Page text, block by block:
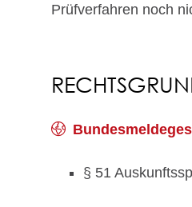
Prüfverfahren noch
§ 51